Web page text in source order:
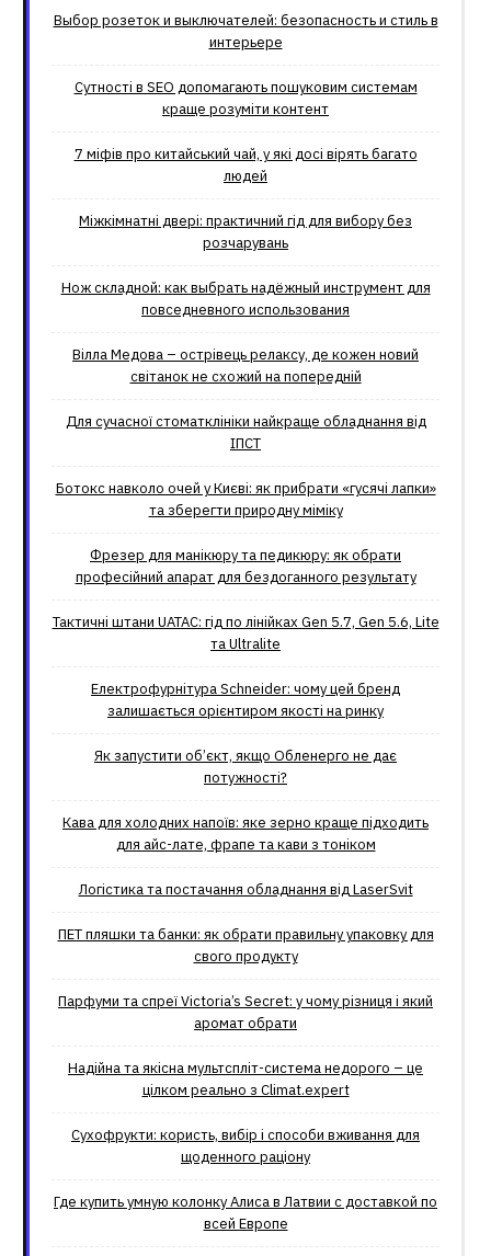
Выбор розеток и выключателей: безопасность и стиль в
интерьере
Сутності в SEO допомагають пошуковим системам
краще розуміти контент
7 міфів про китайський чай, у які досі вірять багато
людей
Міжкімнатні двері: практичний гід для вибору без
розчарувань
Нож складной: как выбрать надёжный инструмент для
повседневного использования
Вілла Медова – острівець релаксу, де кожен новий
світанок не схожий на попередній
Для сучасної стоматклініки найкраще обладнання від
ІПСТ
Ботокс навколо очей у Києві: як прибрати «гусячі лапки»
та зберегти природну міміку
Фрезер для манікюру та педикюру: як обрати
професійний апарат для бездоганного результату
Тактичні штани UATAC: гід по лінійках Gen 5.7, Gen 5.6, Lite
та Ultralite
Електрофурнітура Schneider: чому цей бренд
залишається орієнтиром якості на ринку
Як запустити об’єкт, якщо Обленерго не дає
потужності?
Кава для холодних напоїв: яке зерно краще підходить
для айс-лате, фрапе та кави з тоніком
Логістика та постачання обладнання від LaserSvit
ПЕТ пляшки та банки: як обрати правильну упаковку для
свого продукту
Парфуми та спреї Victoria’s Secret: у чому різниця і який
аромат обрати
Надійна та якісна мультспліт-система недорого – це
цілком реально з Climat.еxpert
Сухофрукти: користь, вибір і способи вживання для
щоденного раціону
Где купить умную колонку Алиса в Латвии с доставкой по
всей Европе